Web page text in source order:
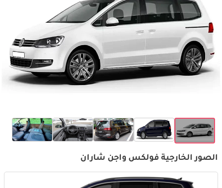
الصور الخارجية فولكس واجن شاران